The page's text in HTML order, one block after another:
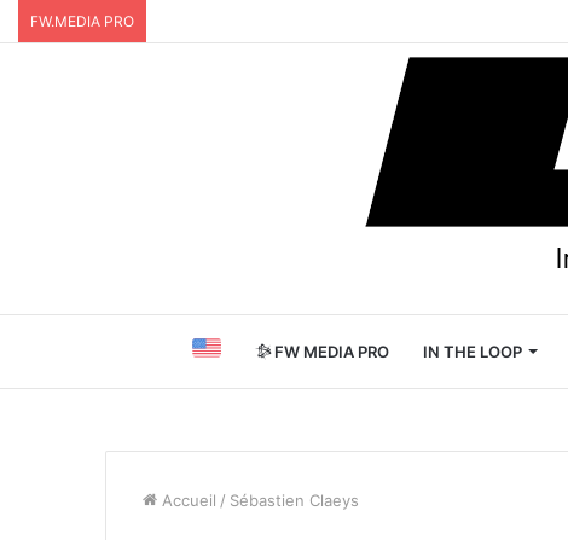
FW.MEDIA PRO
FW MEDIA PRO IN THE LOOP
Accueil / Sébastien Claeys